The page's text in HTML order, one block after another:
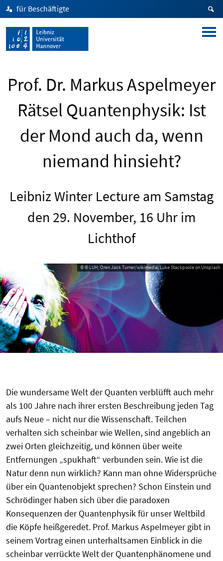
für Beschäftigte
Prof. Dr. Markus Aspelmeyer
Rätsel Quantenphysik: Ist
der Mond auch da, wenn
niemand hinsieht?
Leibniz Winter Lecture am Samstag
den 29. November, 16 Uhr im
Lichthof
© © LUH; Oren Jack Turner/wikimedia; Luke Stackpoole on Unsplash
Die wundersame Welt der Quanten verblüfft auch mehr
als 100 Jahre nach ihrer ersten Beschreibung jeden Tag
aufs Neue – nicht nur die Wissenschaft. Teilchen
verhalten sich scheinbar wie Wellen, sind angeblich an
zwei Orten gleichzeitig, und können über weite
Entfernungen „spukhaft“ verbunden sein. Wie ist die
Natur denn nun wirklich? Kann man ohne Widersprüche
über ein Quantenobjekt sprechen? Schon Einstein und
Schrödinger haben sich über die paradoxen
Konsequenzen der Quantenphysik für unser Weltbild
die Köpfe heißgeredet. Prof. Markus Aspelmeyer gibt in
seinem Vortrag einen unterhaltsamen Einblick in die
scheinbar verrückte Welt der Quantenphänomene und